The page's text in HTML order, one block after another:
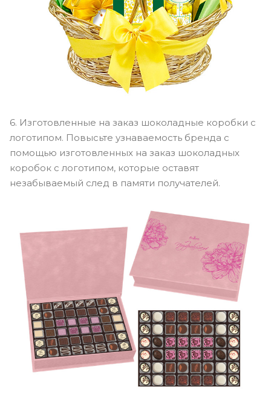
6. Изготовленные на заказ шоколадные коробки с
логотипом. Повысьте узнаваемость бренда с
помощью изготовленных на заказ шоколадных
коробок с логотипом, которые оставят
незабываемый след в памяти получателей.